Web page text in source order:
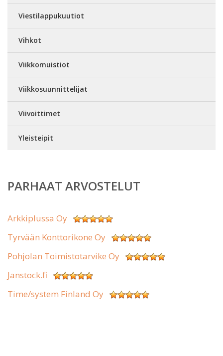
Viestilappukuutiot
Vihkot
Viikkomuistiot
Viikkosuunnittelijat
Viivoittimet
Yleisteipit
PARHAAT ARVOSTELUT
Arkkiplussa Oy
Tyrvään Konttorikone Oy
Pohjolan Toimistotarvike Oy
Janstock.fi
Time/system Finland Oy